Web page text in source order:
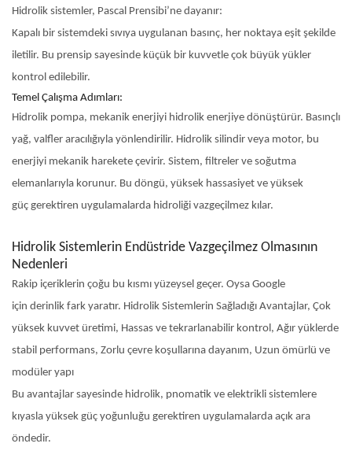
Hidrolik sistemler, Pascal Prensibi’ne dayanır:
Kapalı bir sistemdeki sıvıya uygulanan basınç, her noktaya eşit şekilde
iletilir. Bu prensip sayesinde küçük bir kuvvetle çok büyük yükler
kontrol edilebilir.
Temel Çalışma Adımları:
Hidrolik pompa, mekanik enerjiyi hidrolik enerjiye dönüştürür. Basınçlı
yağ, valfler aracılığıyla yönlendirilir. Hidrolik silindir veya motor, bu
enerjiyi mekanik harekete çevirir. Sistem, filtreler ve soğutma
elemanlarıyla korunur. Bu döngü, yüksek hassasiyet ve yüksek
güç gerektiren uygulamalarda hidroliği vazgeçilmez kılar.
Hidrolik Sistemlerin Endüstride Vazgeçilmez Olmasının
Nedenleri
Rakip içeriklerin çoğu bu kısmı yüzeysel geçer. Oysa Google
için derinlik fark yaratır. Hidrolik Sistemlerin Sağladığı Avantajlar, Çok
yüksek kuvvet üretimi, Hassas ve tekrarlanabilir kontrol, Ağır yüklerde
stabil performans, Zorlu çevre koşullarına dayanım, Uzun ömürlü ve
modüler yapı
Bu avantajlar sayesinde hidrolik, pnomatik ve elektrikli sistemlere
kıyasla yüksek güç yoğunluğu gerektiren uygulamalarda açık ara
öndedir.